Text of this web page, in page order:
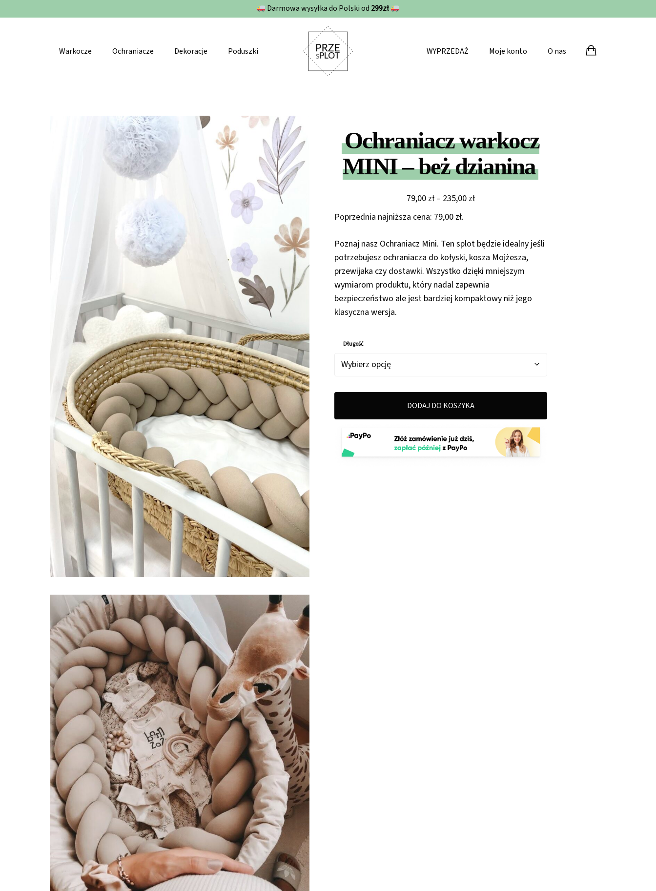
Darmowa wysyłka do Polski od 299zł
Warkocze Ochraniacze Dekoracje Poduszki WYPRZEDAŻ Moje konto O nas
Ochraniacz warkocz
MINI – beż dzianina
79,00 zł – 235,00 złZakres
79,00 zł
do
235,00 zł
Poprzednia najniższa cena: 79,00 zł.
Poznaj nasz Ochraniacz Mini. Ten splot będzie idealny jeśli
potrzebujesz ochraniacza do kołyski, kosza Mojżesza,
przewijaka czy dostawki. Wszystko dzięki mniejszym
wymiarom produktu, który nadal zapewnia
bezpieczeństwo ale jest bardziej kompaktowy niż jego
klasyczna wersja.
Długość
DODAJ DO KOSZYKA